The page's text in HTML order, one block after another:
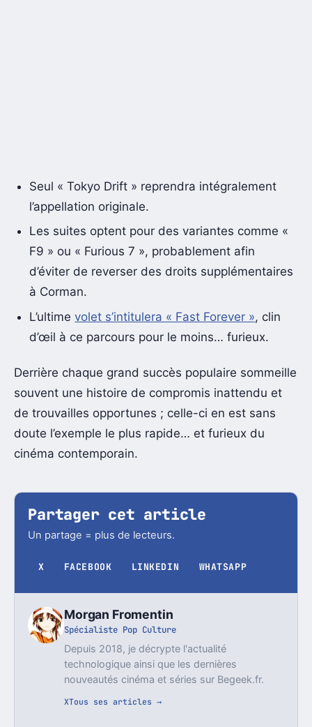
Seul « Tokyo Drift » reprendra intégralement
l’appellation originale.
Les suites optent pour des variantes comme «
F9 » ou « Furious 7 », probablement afin
d’éviter de reverser des droits supplémentaires
à Corman.
L’ultimevolet s’intitulera « Fast Forever », clin
d’œil à ce parcours pour le moins… furieux.
Derrière chaque grand succès populaire sommeille
souvent une histoire de compromis inattendu et
de trouvailles opportunes ; celle-ci en est sans
doute l’exemple le plus rapide… et furieux du
cinéma contemporain.
Partager cet article
Un partage = plus de lecteurs.
X FACEBOOK LINKEDIN WHATSAPP
Morgan Fromentin
Spécialiste Pop Culture
Depuis 2018, je décrypte l'actualité
technologique ainsi que les dernières
nouveautés cinéma et séries sur Begeek.fr.
XTous ses articles →